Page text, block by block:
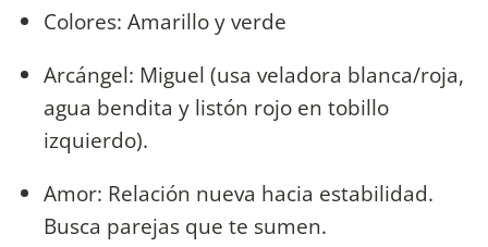
Colores: Amarillo y verde
Arcángel: Miguel (usa veladora blanca/roja,
agua bendita y listón rojo en tobillo
izquierdo).
Amor: Relación nueva hacia estabilidad.
Busca parejas que te sumen.